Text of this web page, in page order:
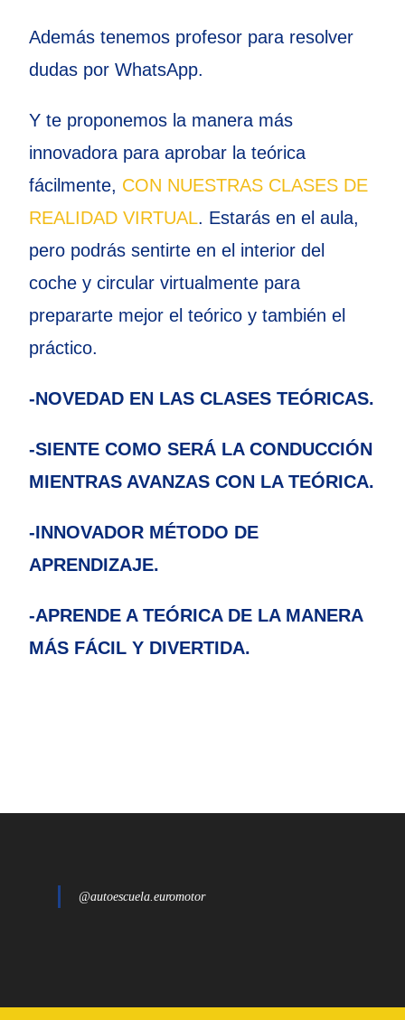
Además tenemos profesor para resolver
dudas por WhatsApp.
Y te proponemos la manera más
innovadora para aprobar la teórica
fácilmente, CON NUESTRAS CLASES DE
REALIDAD VIRTUAL. Estarás en el aula,
pero podrás sentirte en el interior del
coche y circular virtualmente para
prepararte mejor el teórico y también el
práctico.
-NOVEDAD EN LAS CLASES TEÓRICAS.
-SIENTE COMO SERÁ LA CONDUCCIÓN
MIENTRAS AVANZAS CON LA TEÓRICA.
-INNOVADOR MÉTODO DE
APRENDIZAJE.
-APRENDE A TEÓRICA DE LA MANERA
MÁS FÁCIL Y DIVERTIDA.
@autoescuela.euromotor